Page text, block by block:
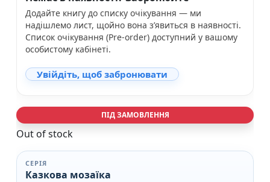
Додайте книгу до списку очікування — ми
надішлемо лист, щойно вона з’явиться в наявності.
Список очікування (Pre-order) доступний у вашому
особистому кабінеті.
Увійдіть, щоб забронювати
ПІД ЗАМОВЛЕННЯ
Out of stock
СЕРІЯ
Казкова мозаїка